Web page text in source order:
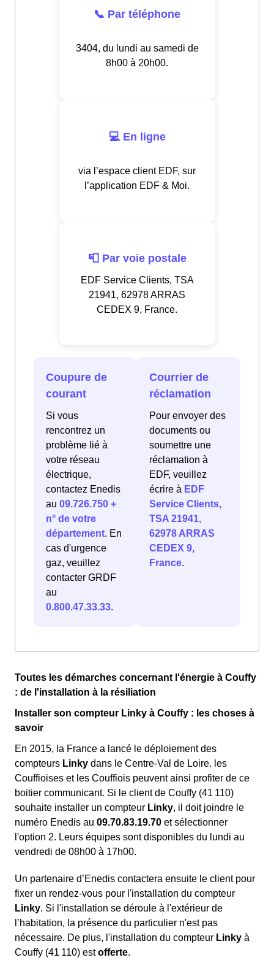
📞 Par téléphone
3404, du lundi au samedi de
8h00 à 20h00.
💻 En ligne
via l’espace client EDF, sur
l’application EDF & Moi.
📮 Par voie postale
EDF Service Clients, TSA
21941, 62978 ARRAS
CEDEX 9, France.
Coupure de
courant
Si vous
rencontrez un
problème lié à
votre réseau
électrique,
contactez Enedis
au 09.726.750 +
n° de votre
département. En
cas d'urgence
gaz, veuillez
contacter GRDF
au
0.800.47.33.33.
Courrier de
réclamation
Pour envoyer des
documents ou
soumettre une
réclamation à
EDF, veuillez
écrire à EDF
Service Clients,
TSA 21941,
62978 ARRAS
CEDEX 9,
France.
Toutes les démarches concernant l'énergie à Couffy
: de l'installation à la résiliation
Installer son compteur Linky à Couffy : les choses à
savoir
En 2015, la France a lancé le déploiement des
compteurs Linky dans le Centre-Val de Loire. les
Couffioises et les Couffiois peuvent ainsi profiter de ce
boitier communicant. Si le client de Couffy (41 110)
souhaite installer un compteur Linky, il doit joindre le
numéro Enedis au 09.70.83.19.70 et sélectionner
l'option 2. Leurs équipes sont disponibles du lundi au
vendredi de 08h00 à 17h00.
Un partenaire d’Enedis contactera ensuite le client pour
fixer un rendez-vous pour l'installation du compteur
Linky. Si l'installation se déroule à l'extérieur de
l’habitation, la présence du particulier n'est pas
nécessaire. De plus, l'installation du compteur Linky à
Couffy (41 110) estofferte.